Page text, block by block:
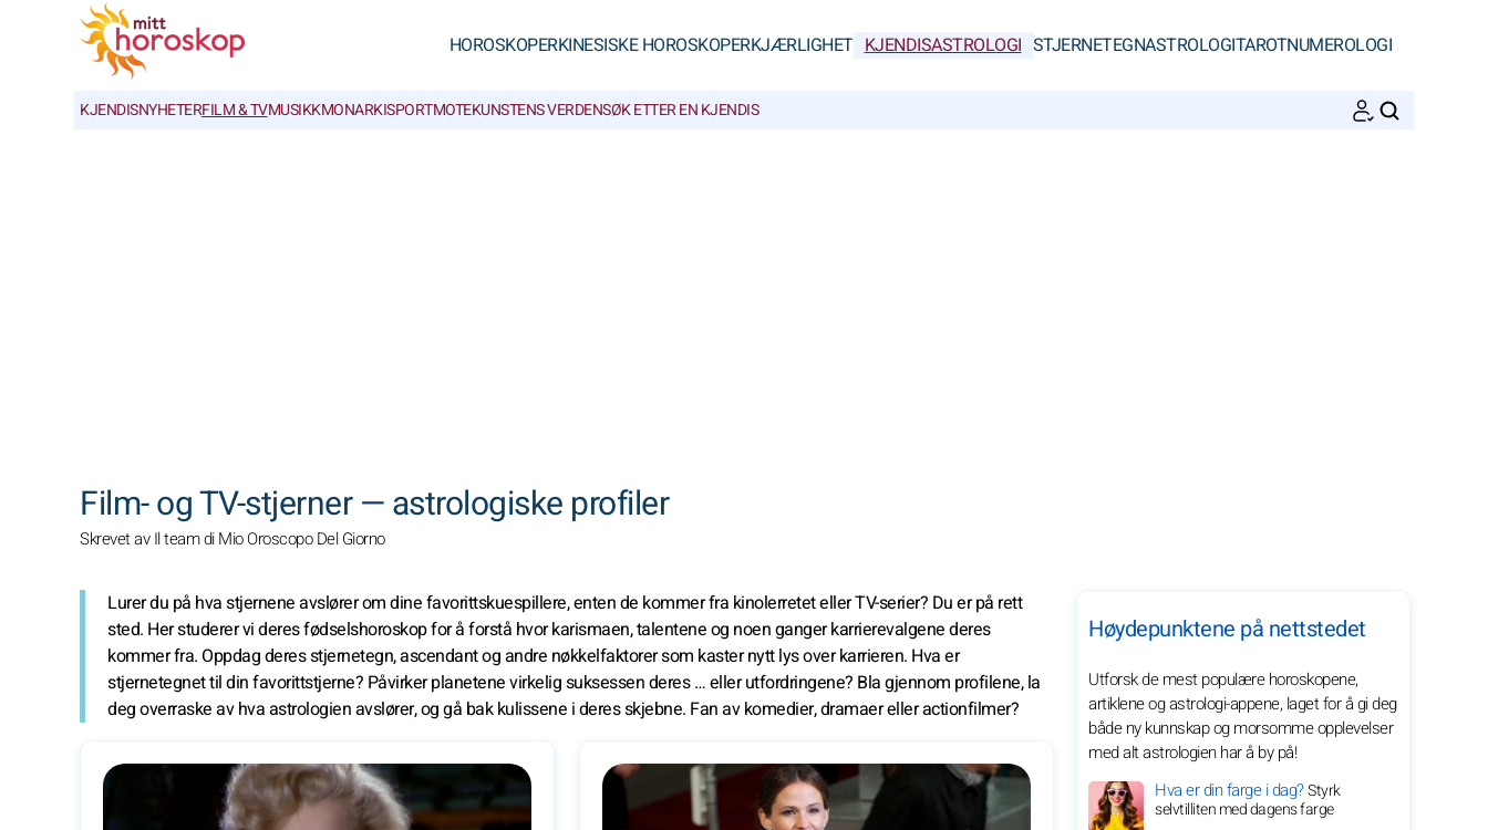
HOROSKOPERKINESISKE HOROSKOPERKJÆRLIGHET KJENDISASTROLOGI STJERNETEGNASTROLOGITAROTNUMEROLOGI
KJENDISNYHETERFILM & TVMUSIKKMONARKISPORTMOTEKUNSTENS VERDENSØK ETTER EN KJENDIS
Film- og TV-stjerner — astrologiske profiler
Skrevet av Il team di Mio Oroscopo Del Giorno
Lurer du på hva stjernene avslører om dine favorittskuespillere, enten de kommer fra kinolerretet eller TV-serier? Du er på rett
sted. Her studerer vi deres fødselshoroskop for å forstå hvor karismaen, talentene og noen ganger karrierevalgene deres
kommer fra. Oppdag deres stjernetegn, ascendant og andre nøkkelfaktorer som kaster nytt lys over karrieren. Hva er
stjernetegnet til din favorittstjerne? Påvirker planetene virkelig suksessen deres … eller utfordringene? Bla gjennom profilene, la
deg overraske av hva astrologien avslører, og gå bak kulissene i deres skjebne. Fan av komedier, dramaer eller actionfilmer?
Høydepunktene på nettstedet
Utforsk de mest populære horoskopene,
artiklene og astrologi-appene, laget for å gi deg
både ny kunnskap og morsomme opplevelser
med alt astrologien har å by på!
Hva er din farge i dag?Styrk
selvtilliten med dagens farge